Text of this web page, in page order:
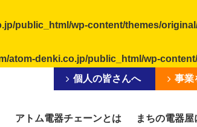
public_html/wp-content/themes/
atom-denki.co.jp/public_html/wp-
アトム電器チェーンとは まちの電器
個人の皆さんへ 事業